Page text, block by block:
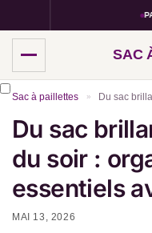
SAC
Sac à paillettes » Du sac brillant
Du sac
du soir :
essentiels
MAI 13, 2026